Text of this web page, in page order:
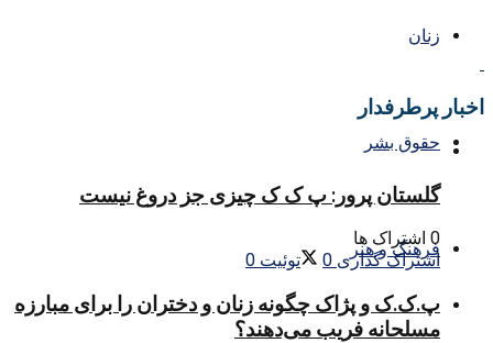
زنان
حقوق بشر
فرهنگ و هنر
اخبار پرطرفدار
گلستان پرور: پ ک ک چیزی جز دروغ نیست
0 اشتراک ها
اشتراک گذاری 0 توئیت 0
پ.ک.ک و پژاک چگونه زنان و دختران را برای مبارزه
مسلحانه فریب می‌دهند؟